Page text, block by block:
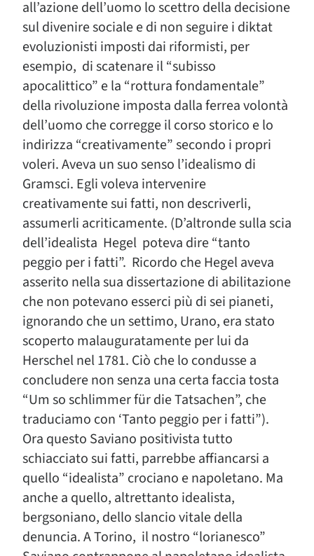
all’azione dell’uomo lo scettro della decisione
sul divenire sociale e di non seguire i diktat
evoluzionisti imposti dai riformisti, per
esempio, di scatenare il “subisso
apocalittico” e la “rottura fondamentale”
della rivoluzione imposta dalla ferrea volontà
dell’uomo che corregge il corso storico e lo
indirizza “creativamente” secondo i propri
voleri. Aveva un suo senso l’idealismo di
Gramsci. Egli voleva intervenire
creativamente sui fatti, non descriverli,
assumerli acriticamente. (D’altronde sulla scia
dell’idealista Hegel poteva dire “tanto
peggio per i fatti”. Ricordo che Hegel aveva
asserito nella sua dissertazione di abilitazione
che non potevano esserci più di sei pianeti,
ignorando che un settimo, Urano, era stato
scoperto malauguratamente per lui da
Herschel nel 1781. Ciò che lo condusse a
concludere non senza una certa faccia tosta
“Um so schlimmer für die Tatsachen”, che
traduciamo con ‘Tanto peggio per i fatti”).
Ora questo Saviano positivista tutto
schiacciato sui fatti, parrebbe affiancarsi a
quello “idealista” crociano e napoletano. Ma
anche a quello, altrettanto idealista,
bergsoniano, dello slancio vitale della
denuncia. A Torino, il nostro “lorianesco”